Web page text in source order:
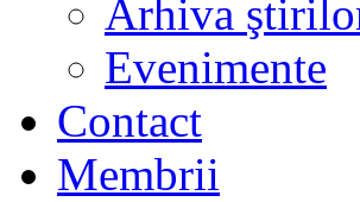
Arhiva
Evenimente
Contact
Membrii